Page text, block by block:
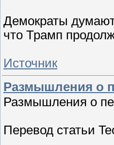
Демократы
что Трамп
Источник
Размышления о
Размышления о
Перевод статьи